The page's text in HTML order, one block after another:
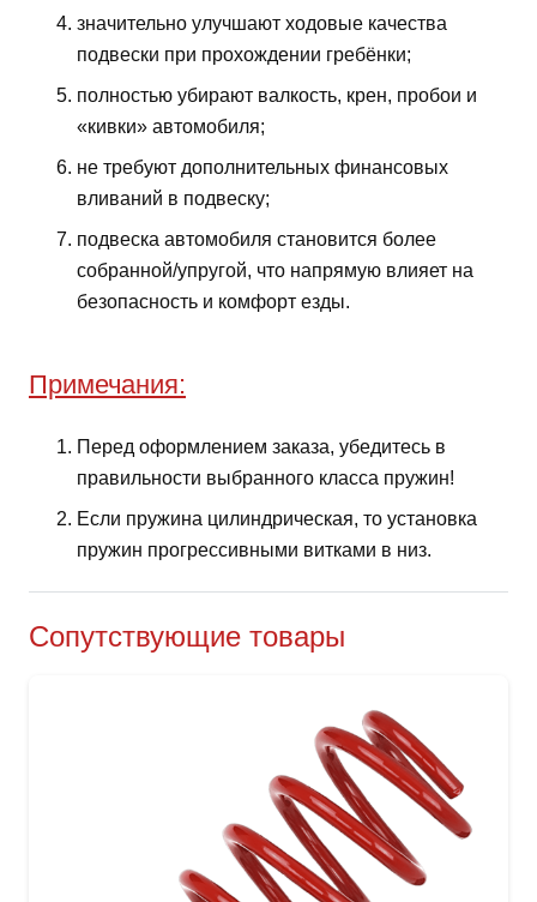
значительно улучшают ходовые качества
подвески при прохождении гребёнки;
полностью убирают валкость, крен, пробои и
«кивки» автомобиля;
не требуют дополнительных финансовых
вливаний в подвеску;
подвеска автомобиля становится более
собранной/упругой, что напрямую влияет на
безопасность и комфорт езды.
Примечания:
Перед оформлением заказа, убедитесь в
правильности выбранного класса пружин!
Если пружина цилиндрическая, то установка
пружин прогрессивными витками в низ.
Сопутствующие товары